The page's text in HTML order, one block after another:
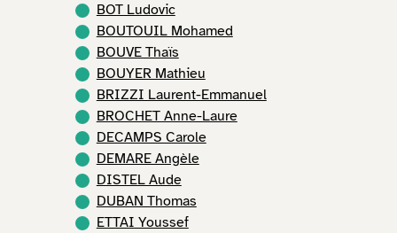
BOT Ludovic
BOUTOUIL Mohamed
BOUVE Thaïs
BOUYER Mathieu
BRIZZI Laurent-Emmanuel
BROCHET Anne-Laure
DECAMPS Carole
DEMARE Angèle
DISTEL Aude
DUBAN Thomas
ETTAI Youssef